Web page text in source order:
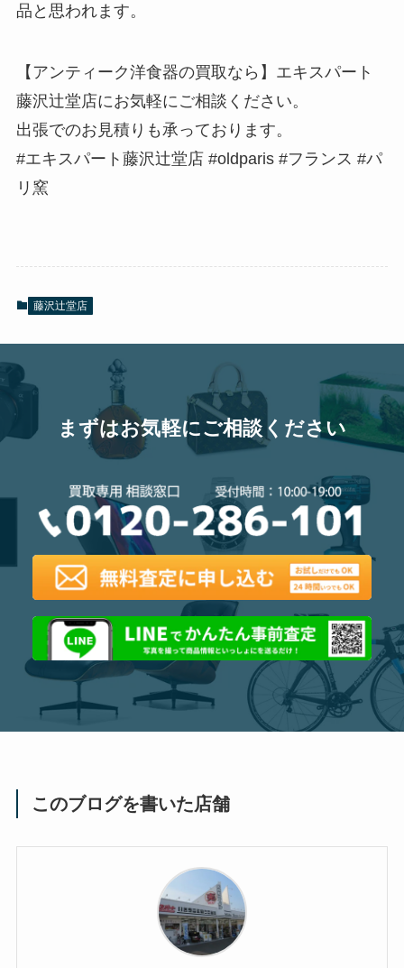
品と思われます。
【アンティーク洋食器の買取なら】エキスパート
藤沢辻堂店にお気軽にご相談ください。
出張でのお見積りも承っております。
#エキスパート藤沢辻堂店 #oldparis #フランス #パ
リ窯
藤沢辻堂店
まずはお気軽にご相談ください
このブログを書いた店舗